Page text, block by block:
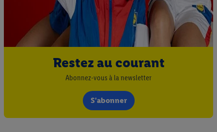
Restez au courant
Abonnez-vous à la newsletter
S'abonner